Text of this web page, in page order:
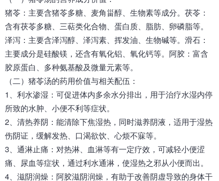
猪苓：主要含猪苓多糖、麦角甾醇、生物素等成分。茯苓：
含有茯苓多糖、三萜类化合物、蛋白质、脂肪、卵磷脂等。
泽泻：主要含泽泻醇、泽泻素、挥发油、生物碱等。滑石：
主要成分是硅酸镁，还含有氧化铝、氧化钙等。阿胶：富含
胶原蛋白、多种氨基酸及微量元素等。
（二）猪苓汤的药用价值与相关配伍：
1、利水渗湿：可促进体内多余水分排出，用于治疗水湿内停
所致的水肿、小便不利等症状。
2、清热养阴：能清除下焦湿热，同时滋养阴液，适用于湿热
伤阴证，缓解发热、口渴欲饮、心烦不寐等。
3、通淋止痛：对热淋、血淋等有一定疗效，可减轻小便涩
痛、尿血等症状，通过利水通淋，使湿热之邪从小便而出。
4、滋阴润燥：阿胶滋阴润燥，有助于改善阴虚导致的身体干